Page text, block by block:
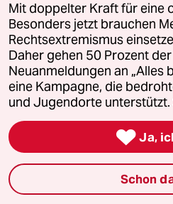
Feedback
Aboservice
ePaper Login
Downloads für Abonnierende
© 2026 taz Verlags und
Mit doppelter Kraft für eine
Besonders jetzt brauchen
Rechtsextremismus
Daher gehen 50 Prozent
Neuanmeldungen an „Alles
eine Kampagne, die
und Jugendorte unterstützt.
 Ja,
Schon